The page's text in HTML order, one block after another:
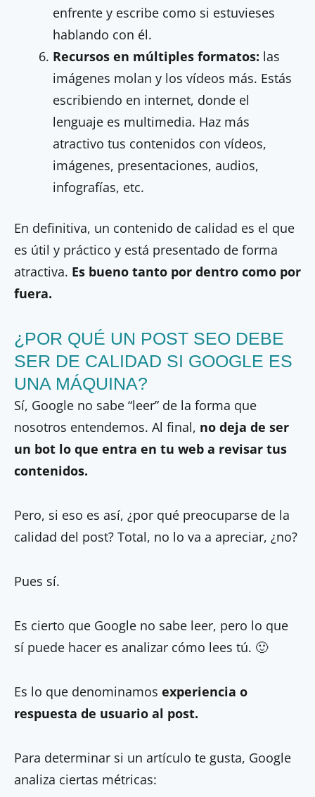
enfrente y escribe como si estuvieses
hablando con él.
Recursos en múltiples formatos: las
imágenes molan y los vídeos más. Estás
escribiendo en internet, donde el
lenguaje es multimedia. Haz más
atractivo tus contenidos con vídeos,
imágenes, presentaciones, audios,
infografías, etc.
En definitiva, un contenido de calidad es el que
es útil y práctico y está presentado de forma
atractiva. Es bueno tanto por dentro como por
fuera.
¿POR QUÉ UN POST SEO DEBE
SER DE CALIDAD SI GOOGLE ES
UNA MÁQUINA?
Sí, Google no sabe “leer” de la forma que
nosotros entendemos. Al final, no deja de ser
un bot lo que entra en tu web a revisar tus
contenidos.
Pero, si eso es así, ¿por qué preocuparse de la
calidad del post? Total, no lo va a apreciar, ¿no?
Pues sí.
Es cierto que Google no sabe leer, pero lo que
sí puede hacer es analizar cómo lees tú. 🙂
Es lo que denominamos experiencia o
respuesta de usuario al post.
Para determinar si un artículo te gusta, Google
analiza ciertas métricas: